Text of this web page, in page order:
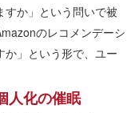
か」という問いで被
のレコメンデーシ
か」という形で、ユー
人化の催眠